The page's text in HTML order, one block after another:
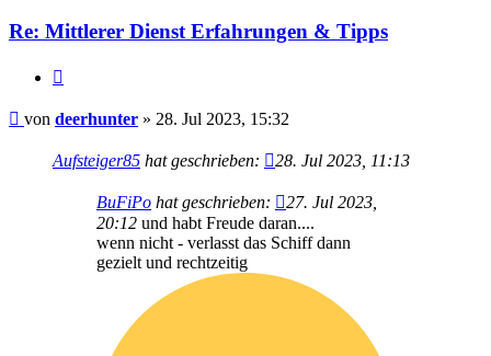
Re: Mittlerer Dienst Erfahrungen & Tipps
Beitrag
von deerhunter » 28. Jul 2023, 15:32
Aufsteiger85 hat geschrieben: 28. Jul 2023, 11:13
BuFiPo hat geschrieben:
27. Jul 2023,
20:12 und habt Freude daran....
wenn nicht - verlasst das Schiff dann
gezielt und rechtzeitig